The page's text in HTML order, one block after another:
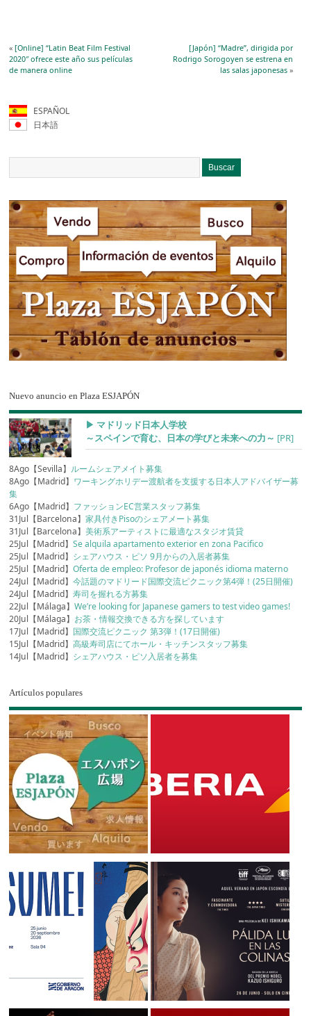
«[Online] “Latin Beat Film Festival
2020″ ofrece este año sus películas
de manera online
[Japón] “Madre”, dirigida por
Rodrigo Sorogoyen se estrena en
las salas japonesas»
ESPAÑOL
日本語
Nuevo anuncio en Plaza ESJAPÓN
▶︎ マドリッド日本人学校
～スペインで育む、日本の学びと未来への力～ [PR]
8Ago【Sevilla】 ルームシェアメイト募集
8Ago【Madrid】 ワーキングホリデー渡航者を支援する日本人アドバイザー募
集
6Ago【Madrid】 ファッションEC営業スタッフ募集
31Jul【Barcelona】家具付きPisoのシェアメート募集
31Jul【Barcelona】美術系アーティストに最適なスタジオ賃貸
25Jul【Madrid】Se alquila apartamento exterior en zona Pacifico
25Jul【Madrid】 シェアハウス・ピソ 9月からの入居者募集
25Jul【Madrid】Oferta de empleo: Profesor de japonés idioma materno
24Jul【Madrid】今話題のマドリード国際交流ピクニック第4弾！(25日開催)
24Jul【Madrid】寿司を握れる方募集
22Jul【Málaga】We’re looking for Japanese gamers to test video games!
20Jul【Málaga】 お茶・情報交換できる方を探しています
17Jul【Madrid】 国際交流ピクニック 第3弾！(17日開催)
15Jul【Madrid】高級寿司店にてホール・キッチンスタッフ募集
14Jul【Madrid】 シェアハウス・ピソ入居者を募集
Artículos populares